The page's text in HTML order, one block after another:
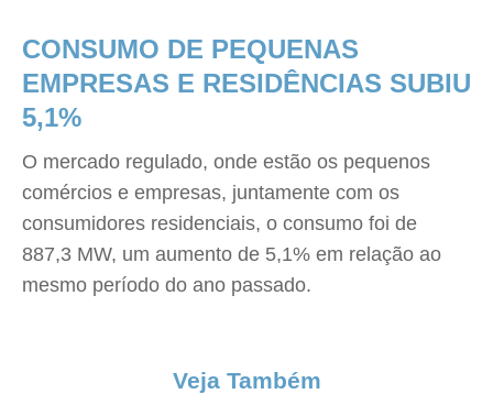
CONSUMO DE PEQUENAS
EMPRESAS E RESIDÊNCIAS SUBIU
5,1%
O mercado regulado, onde estão os pequenos
comércios e empresas, juntamente com os
consumidores residenciais, o consumo foi de
887,3 MW, um aumento de 5,1% em relação ao
mesmo período do ano passado.
Veja Também